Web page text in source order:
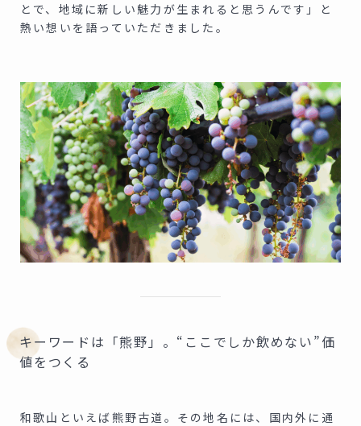
とで、地域に新しい魅力が生まれると思うんです」と
熱い想いを語っていただきました。
キーワードは「熊野」。“ここでしか飲めない”価
値をつくる
和歌山といえば熊野古道。その地名には、国内外に通